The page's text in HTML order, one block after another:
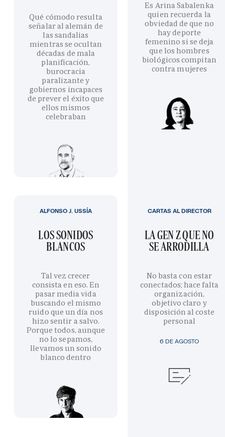
Qué cómodo resulta
señalar al alemán de
las sandalias
mientras se ocultan
décadas de mala
planificación,
burocracia
paralizante y
gobiernos incapaces
de prever el éxito que
ellos mismos
celebraban
Es Arina Sabalenka
quien recuerda la
obviedad de que no
hay deporte
femenino si se deja
que los hombres
biológicos compitan
contra mujeres
LOS SONIDOS
BLANCOS
Tal vez crecer
consista en eso. En
pasar media vida
buscando el mismo
ruido que un día nos
hizo sentir a salvo.
Porque todos, aunque
no lo sepamos,
llevamos un sonido
blanco dentro
ALFONSO J. USSÍA
6 DE AGOSTO
LA GEN Z QUE NO
SE ARRODILLA
No basta con estar
conectados; hace falta
organización,
objetivo claro y
disposición al coste
personal
CARTAS AL DIRECTOR